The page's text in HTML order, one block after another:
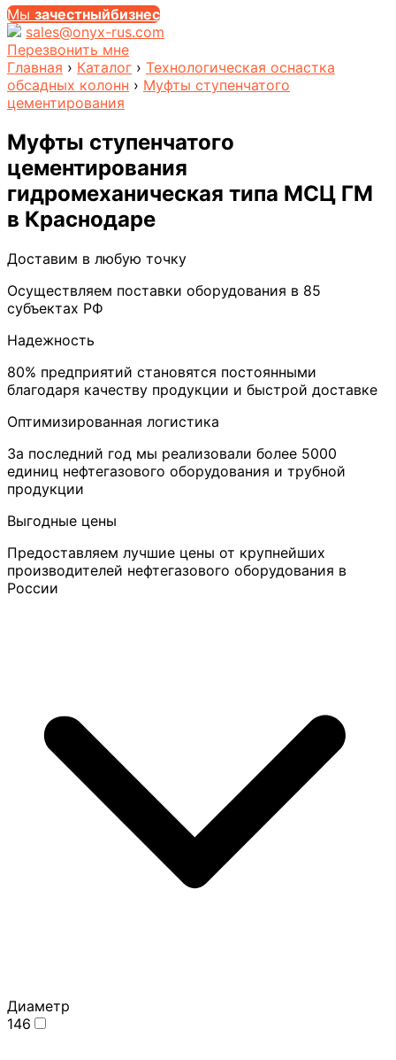
Мы зачестныйбизнес
sales@onyx-rus.com
Перезвонить мне
Главная › Каталог › Технологическая оснастка
обсадных колонн › Муфты ступенчатого
цементирования
Муфты ступенчатого
цементирования
гидромеханическая типа МСЦ ГМ
в Краснодаре
Доставим в любую точку
Осуществляем поставки оборудования в 85
субъектах РФ
Надежность
80% предприятий становятся постоянными
благодаря качеству продукции и быстрой доставке
Оптимизированная логистика
За последний год мы реализовали более 5000
единиц нефтегазового оборудования и трубной
продукции
Выгодные цены
Предоставляем лучшие цены от крупнейших
производителей нефтегазового оборудования в
России
Диаметр
146